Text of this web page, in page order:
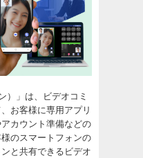
）」は、ビデオコミ
お客様に専用アプリ
カウント準備などの
のスマートフォンの
と共有できるビデオ